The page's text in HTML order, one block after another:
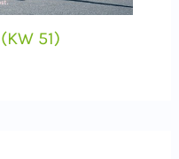
51)